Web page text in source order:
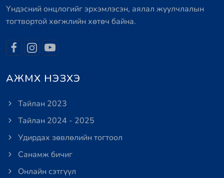
Үндэсний онцлогийг эрхэмлэсэн, аялал жуулчлалын
тогтвортой хөгжлийн хөтөч байна.
АЖМХ НЭЗХЭ
Тайлан 2023
Тайлан 2024 - 2025
Удирдах зөвлөлийн тогтоол
Санамж бичиг
Онлайн сэтгүүл